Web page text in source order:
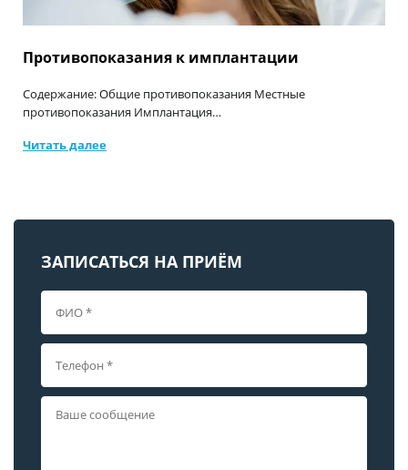
Противопоказания к имплантации
Содержание: Общие противопоказания Местные
противопоказания Имплантация…
Читать далее
ЗАПИСАТЬСЯ НА ПРИЁМ